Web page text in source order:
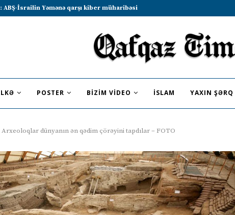
Rusiya–Ərəb sammitində iştirak etməyə dəvət...
POSTER BIZIM VIDEO İSLAM YAXIN ŞƏRQ
Arxeoloqlar dünyanın ən qədim çörəyini tapdılar – FOTO